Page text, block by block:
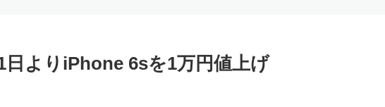
日よりiPhone 6sを1万円値上げ